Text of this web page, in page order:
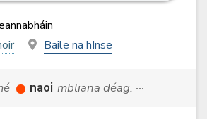
Baile na hInse
naoi mbliana déag. ···